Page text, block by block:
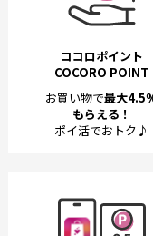
ココロポイント
COCORO POINT
お買い物で最大
もらえる！
ポイ活でおトク♪